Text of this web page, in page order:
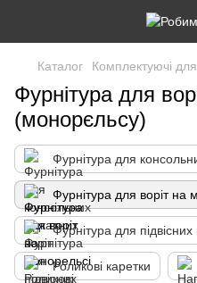
Каталог Комплектуючі для
Фурнітура для
(монорєльсу)
Фурнітура для
Фурнітура для воріт на
Фурнітура для підвісних
Роликові каретки